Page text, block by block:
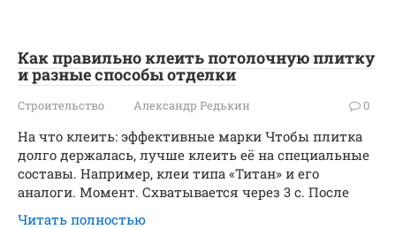
Как правильно клеить потолочную плитку
и разные способы отделки
Строительство Александр Редькин 0
На что клеить: эффективные марки Чтобы плитка
долго держалась, лучше клеить её на специальные
составы. Например, клеи типа «Титан» и его
аналоги. Момент. Схватывается через 3 с. После
Читать полностью